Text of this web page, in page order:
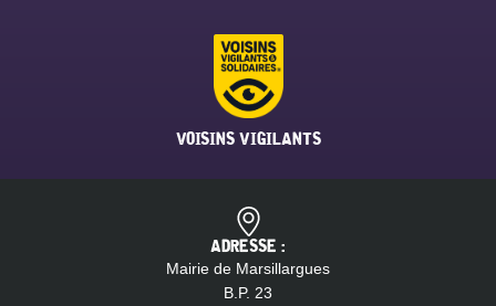
VOISINS VIGILANTS
ADRESSE :
Mairie de Marsillargues
B.P. 23